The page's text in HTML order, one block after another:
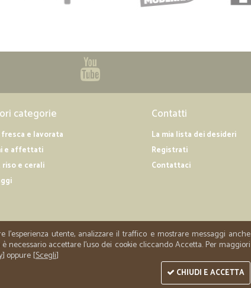
categorie
fresca e lavorata
e affettati
riso e cerali
Contatti
La mia lista dei desideri
Registrati
Contattaci
utente, analizzare il traffico e mostrare messaggi anche
necessario accettare l'uso dei cookie cliccando Accetta. Per maggiori
] oppure [Scegli]
CHIUDI E ACCETTA